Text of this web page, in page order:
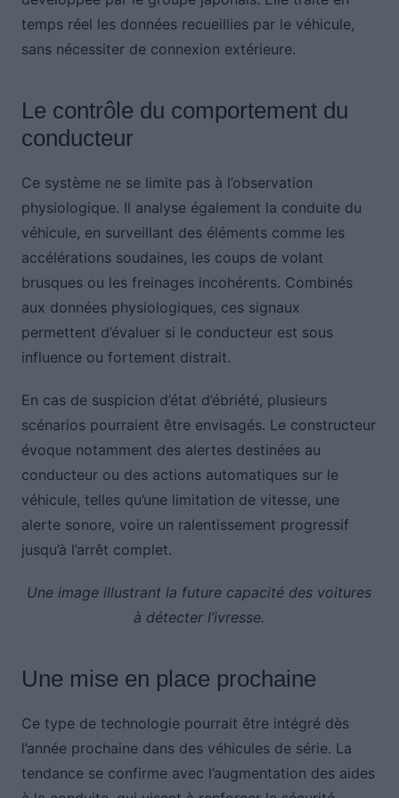
temps réel les données recueillies par le véhicule,
sans nécessiter de connexion extérieure.
Le contrôle du comportement du
conducteur
Ce système ne se limite pas à l’observation
physiologique. Il analyse également la conduite du
véhicule, en surveillant des éléments comme les
accélérations soudaines, les coups de volant
brusques ou les freinages incohérents. Combinés
aux données physiologiques, ces signaux
permettent d’évaluer si le conducteur est sous
influence ou fortement distrait.
En cas de suspicion d’état d’ébriété, plusieurs
scénarios pourraient être envisagés. Le constructeur
évoque notamment des alertes destinées au
conducteur ou des actions automatiques sur le
véhicule, telles qu’une limitation de vitesse, une
alerte sonore, voire un ralentissement progressif
jusqu’à l’arrêt complet.
Une image illustrant la future capacité des voitures
à détecter l’ivresse.
Une mise en place prochaine
Ce type de technologie pourrait être intégré dès
l’année prochaine dans des véhicules de série. La
tendance se confirme avec l’augmentation des aides